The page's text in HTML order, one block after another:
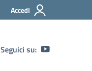
Accedi
Seguici su: